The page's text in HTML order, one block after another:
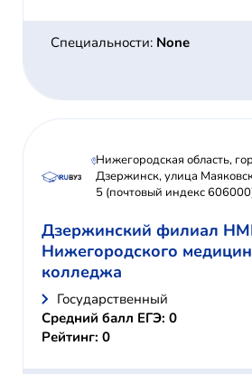
Специальности: None
Нижегородская область,
Дзержинск, улица
5 (почтовый индекс
Дзержинский филиал
Нижегородского
колледжа
Государственный
Средний балл ЕГЭ: 0
Рейтинг: 0